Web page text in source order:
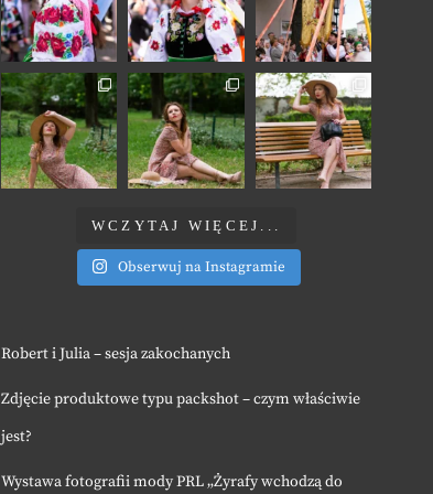
WCZYTAJ WIĘCEJ...
Obserwuj na Instagramie
Robert i Julia – sesja zakochanych
Zdjęcie produktowe typu packshot – czym właściwie
jest?
Wystawa fotografii mody PRL „Żyrafy wchodzą do